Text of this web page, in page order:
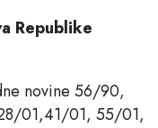
Republike
novine 56/90,
01,41/01, 55/01,